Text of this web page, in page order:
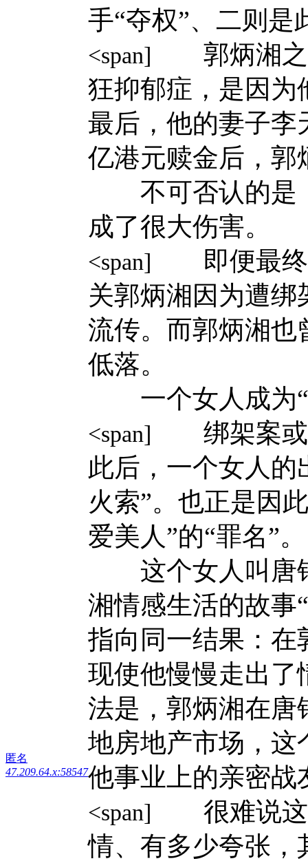
匿名
47.209.64.x:58547
手“夺权”、二则
<span]
郭炳湘之
狂抑郁症，是因为
最后，他的妻子李
亿港元赎金后，郭
不可否认的是
成了很大伤害。
<span]
即便最终
关郭炳湘因为遭绑
流传。而郭炳湘也
低落。
一个女人成为“
<span]
绑架案或
此后，一个女人的
火索”。也正是因
爱美人”的“罪名”。
这个女人叫唐
湘情感生活的故事
指向同一结果：在
现使他慢慢走出了
法是，郭炳湘在唐
地房地产市场，这
他事业上的亲密战
<span]
很难说这
情、有多少夸张，